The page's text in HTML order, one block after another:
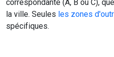
correspondante (A, B ou C),
la ville. Seules les zones
spécifiques.